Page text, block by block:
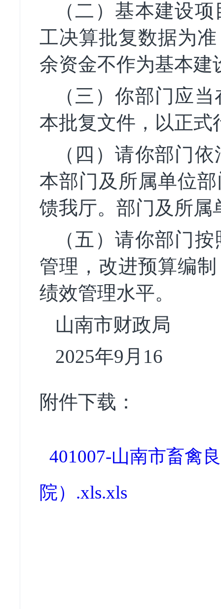
（二）基本建设
工决算批复数据为
余资金不作为基本建
（三）你部门应
本批复文件，以正式
（四）请你部门
本部门及所属单位部
馈我厅。部门及所属
（五）请你部门按
管理，改进预算编
绩效管理水平。
山南市财政局
2025年9月16
附件下载：
401007-山南市畜禽
院）.xls.xls